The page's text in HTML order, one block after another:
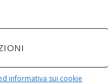
informativa sui cookie
di mango, XXL,
a cera naturale
stile e design